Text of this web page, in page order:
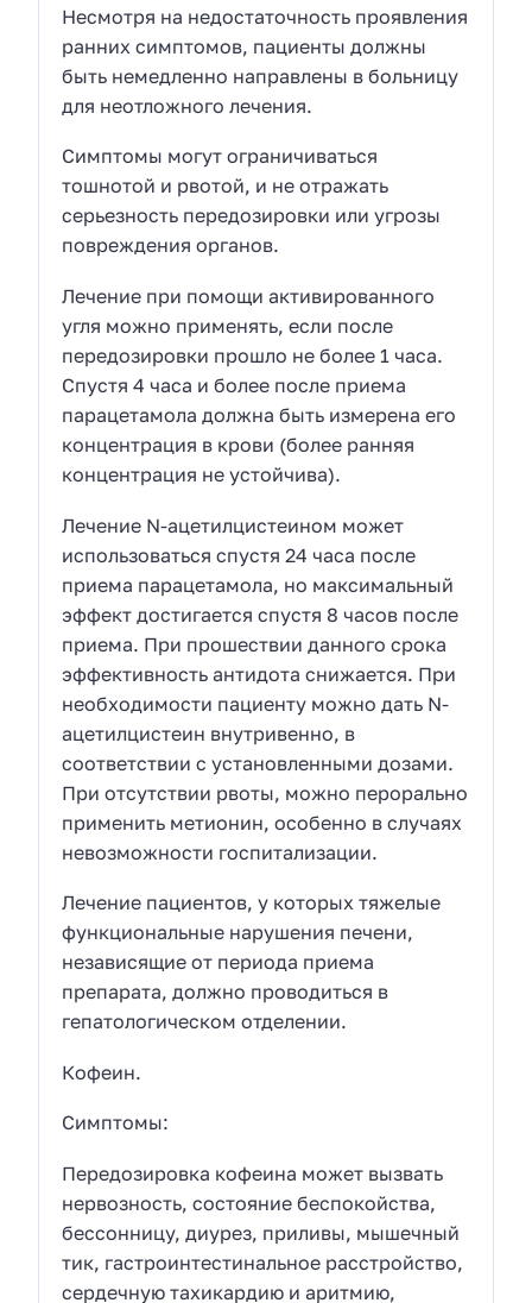
Несмотря на недостаточность проявления
ранних симптомов, пациенты должны
быть немедленно направлены в больницу
для неотложного лечения.
Симптомы могут ограничиваться
тошнотой и рвотой, и не отражать
серьезность передозировки или угрозы
повреждения органов.
Лечение при помощи активированного
угля можно применять, если после
передозировки прошло не более 1 часа.
Спустя 4 часа и более после приема
парацетамола должна быть измерена его
концентрация в крови (более ранняя
концентрация не устойчива).
Лечение N-ацетилцистеином может
использоваться спустя 24 часа после
приема парацетамола, но максимальный
эффект достигается спустя 8 часов после
приема. При прошествии данного срока
эффективность антидота снижается. При
необходимости пациенту можно дать N-
ацетилцистеин внутривенно, в
соответствии с установленными дозами.
При отсутствии рвоты, можно перорально
применить метионин, особенно в случаях
невозможности госпитализации.
Лечение пациентов, у которых тяжелые
функциональные нарушения печени,
независящие от периода приема
препарата, должно проводиться в
гепатологическом отделении.
Кофеин.
Симптомы:
Передозировка кофеина может вызвать
нервозность, состояние беспокойства,
бессонницу, диурез, приливы, мышечный
тик, гастроинтестинальное расстройство,
сердечную тахикардию и аритмию,